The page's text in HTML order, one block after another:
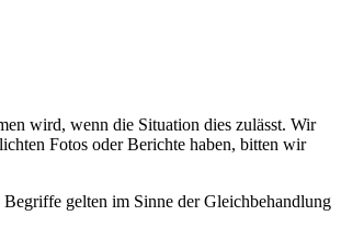
wird, wenn die Situation dies zulässt. Wir
Fotos oder Berichte haben, bitten wir
gelten im Sinne der Gleichbehandlung